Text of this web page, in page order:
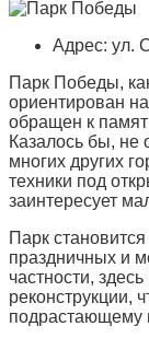
Адрес: ул.
Парк Победы,
ориентирован
обращен к
Казалось бы, не
многих других
техники под
заинтересует
Парк
праздничных и
частности,
реконструкции,
подрастающему